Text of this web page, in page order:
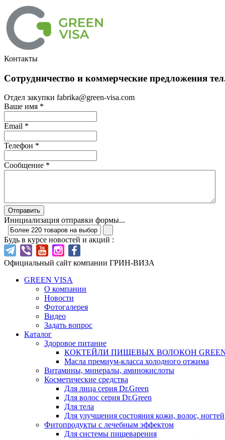
Контакты
Сотрудничество и коммерческие предложения
Отдел закупки fabrika@green-visa.com
Ваше имя *
Email *
Телефон *
Сообщение *
Отправить
Инициализация отправки формы...
Будь в курсе новостей и акций :
Официальный сайт компании ГРИН-ВИЗА
GREEN VISA
О компании
Новости
Фотогалерея
Видео
Задать вопрос
Каталог
Здоровое питание
КОКТЕЙЛИ ПИЩЕВЫХ ВОЛОКОН GREEN
Масла премиум-класса холодного отжима
Витамины, минералы, аминокислоты
Косметические средства
Для лица серия Dr.Green
Для волос серия Dr.Green
Для тела
Для улучшения состояния кожи, волос, ногтей
Фитопродукты с лечебным эффектом
Для системы пищеварения